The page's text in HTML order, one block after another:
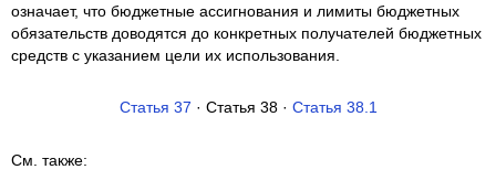
означает, что бюджетные ассигнования и лимиты бюджетных
обязательств доводятся до конкретных получателей бюджетных
средств с указанием цели их использования.
Статья 37 · Статья 38 · Статья 38.1
См. также: